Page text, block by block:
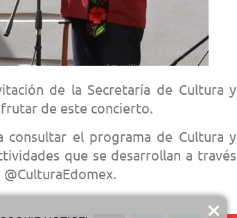
de la Secretaría de Cultura y
de este concierto.
consultar el programa de Cultura y
que se desarrollan a través